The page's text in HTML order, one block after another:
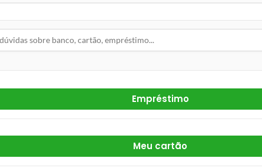
Empréstimo
Meu cartão